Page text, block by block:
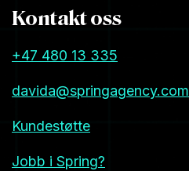
Kontakt oss
+47 480 13 335
davida@springagency.com
Kundestøtte
Jobb i Spring?